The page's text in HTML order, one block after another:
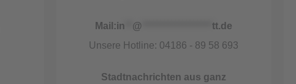
Mail:in @ *******************tt.de
Unsere Hotline: 04186 - 89 58 693
Stadtnachrichten aus ganz